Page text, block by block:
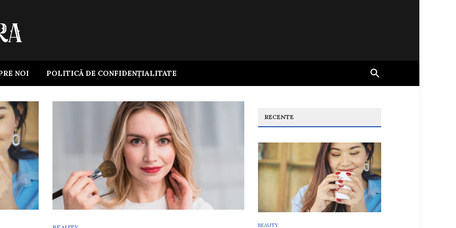
NOI POLITICĂ DE CONFIDENȚIALITATE
RECENTE
BEAUTY